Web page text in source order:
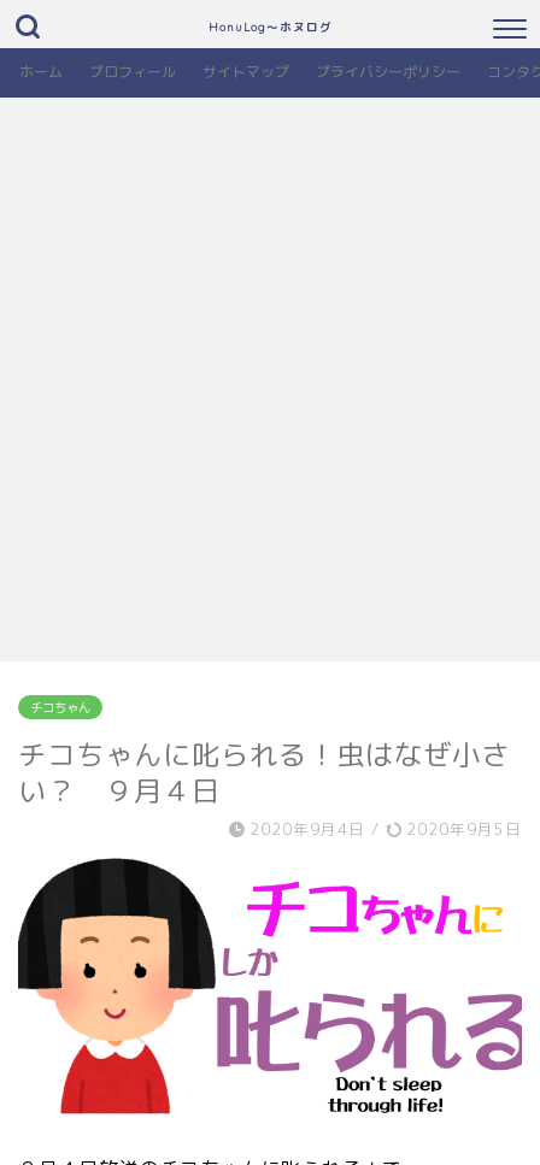
HonuLog～ホヌログ
ホーム プロフィール サイトマップ プライバシーポリシー コンタ
チコちゃん
チコちゃんに叱られる！虫はなぜ小さ
い？ ９月４日
2020年9月4日 / 2020年9月5日